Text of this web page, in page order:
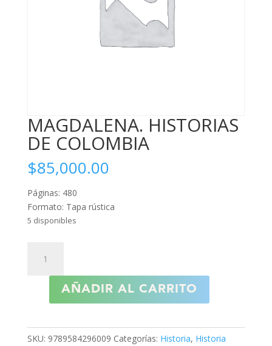
MAGDALENA. HISTORIAS
DE COLOMBIA
$85,000.00
Páginas: 480
Formato: Tapa rústica
5 disponibles
HISTORIAS
COLOMBIA
cantidad
AÑADIR AL CARRITO
SKU: 9789584296009 Categorías: Historia, Historia